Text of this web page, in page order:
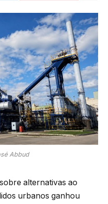
Abbud
alternativas ao
urbanos ganhou